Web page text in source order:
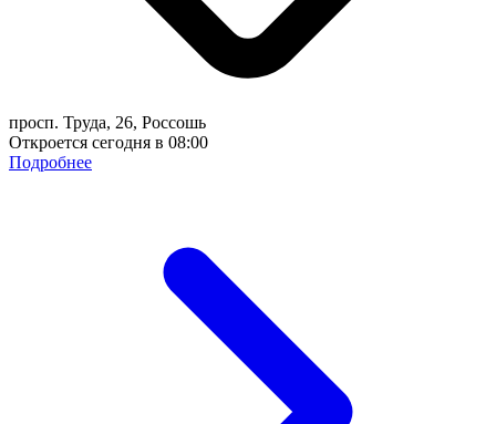
просп. Труда, 26, Россошь
Откроется сегодня в 08:00
Подробнее